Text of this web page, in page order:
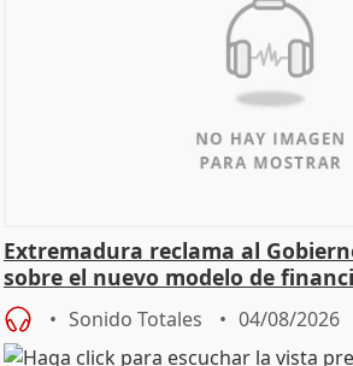
Extremadura reclama al
sobre el nuevo modelo de
Sonido Totales 04/08/2026